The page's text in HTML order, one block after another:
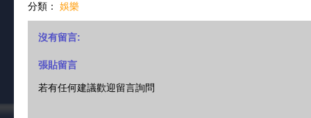
分類： 娛樂
沒有留言:
張貼留言
若有任何建議歡迎留言詢問